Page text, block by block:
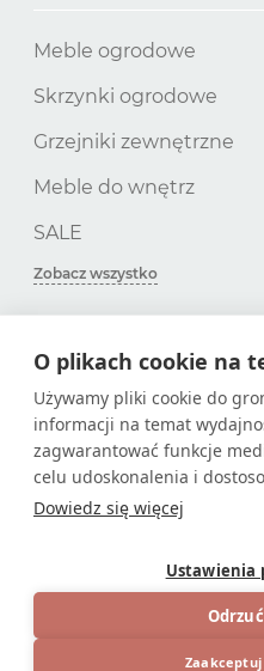
O plikach cookie na
Używamy pliki cookie do
informacji na temat
zagwarantować funkcje
celu udoskonalenia i
Dowiedz się więcej
Ustawienia
Meble ogrodowe
Skrzynki ogrodowe
Grzejniki zewnętrzne
Meble do wnętrz
SALE
Zobacz wszystko
SUBSKRYPCJA
Zdobądź tylko
Sklep